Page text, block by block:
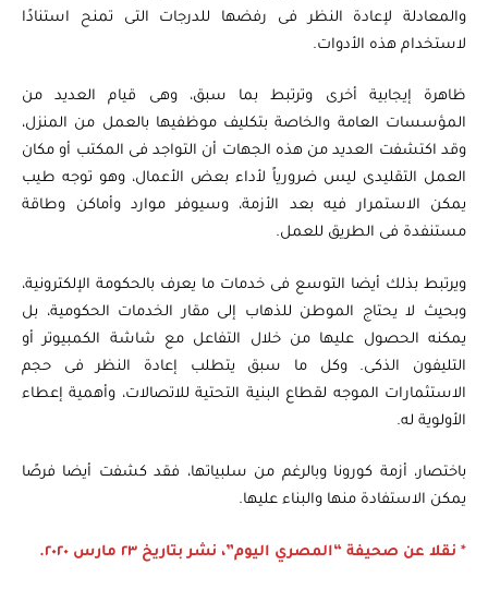
والمعادلة لإعادة النظر فى رفضها للدرجات التى تمنح استنادًا
لاستخدام هذه الأدوات.
ظاهرة إيجابية أخرى وترتبط بما سبق، وهى قيام العديد من
المؤسسات العامة والخاصة بتكليف موظفيها بالعمل من المنزل،
وقد اكتشفت العديد من هذه الجهات أن التواجد فى المكتب أو مكان
العمل التقليدى ليس ضرورياً لأداء بعض الأعمال، وهو توجه طيب
يمكن الاستمرار فيه بعد الأزمة، وسيوفر موارد وأماكن وطاقة
مستنفدة فى الطريق للعمل.
ويرتبط بذلك أيضا التوسع فى خدمات ما يعرف بالحكومة الإلكترونية،
وبحيث لا يحتاج الموطن للذهاب إلى مقار الخدمات الحكومية، بل
يمكنه الحصول عليها من خلال التفاعل مع شاشة الكمبيوتر أو
التليفون الذكى. وكل ما سبق يتطلب إعادة النظر فى حجم
الاستثمارات الموجه لقطاع البنية التحتية للاتصالات، وأهمية إعطاء
الأولوية له.
باختصار، أزمة كورونا وبالرغم من سلبياتها، فقد كشفت أيضا فرصًا
يمكن الاستفادة منها والبناء عليها.
* نقلا عن صحيفة “المصري اليوم”، نشر بتاريخ ٢٣ مارس ٢٠٢٠.